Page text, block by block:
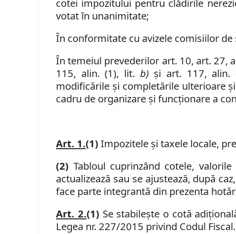
cotei impozitului pentru clădirile
votat în unanimitate;
În conformitate cu avizele comisiilor de
În temeiul prevederilor art. 10, art. 27,
115, alin. (1), lit. b) şi art. 117, alin.
modificările şi completările ulterioareși
cadru de organizare și funcționare a
Art. 1.(1) Impozitele şi taxele locale,
(2) Tabloul cuprinzând cotele,
actualizează sau se ajustează, după
face parte integrantă din prezenta
Art. 2.(1) Se stabileşte o cotă
Legea nr. 227/2015 privind Codul Fiscal.